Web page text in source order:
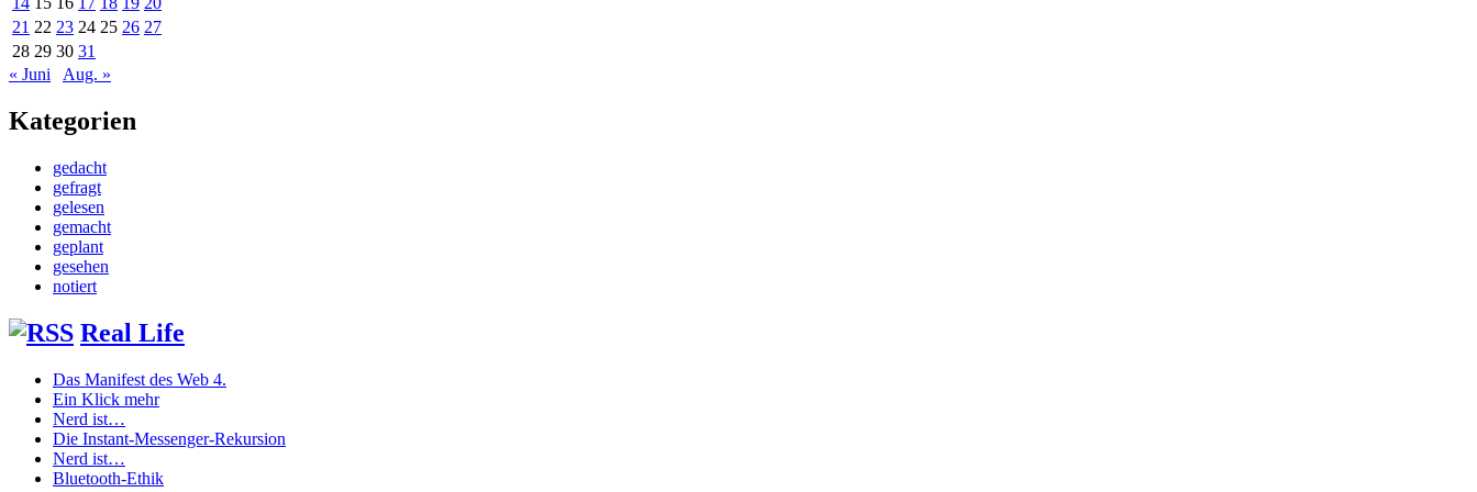
21 22 23 24 25 26 27
28 29 30 31
« Juni
Aug. »
Kategorien
gedacht
gefragt
gelesen
gemacht
geplant
gesehen
notiert
Real Life
Das Manifest des Web 4.
Ein Klick mehr
Nerd ist…
Die Instant-Messenger-Rekursion
Nerd ist…
Bluetooth-Ethik